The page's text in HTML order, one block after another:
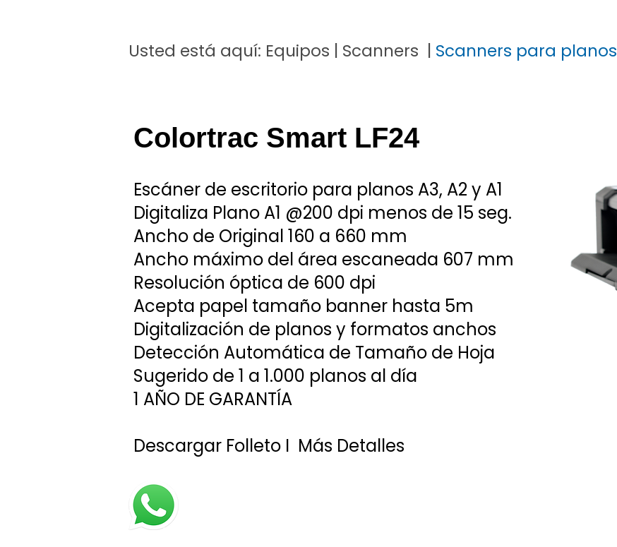
Usted está aquí: Equipos | Scanners | Scanners para planos
Colortrac Smart LF24
Escáner de escritorio para planos A3, A2 y A1
Digitaliza Plano A1 @200 dpi menos de 15 seg.
Ancho de Original 160 a 660 mm
Ancho máximo del área escaneada 607 mm
Resolución óptica de 600 dpi
Acepta papel tamaño banner hasta 5m
Digitalización de planos y formatos anchos
Detección Automática de Tamaño de Hoja
Sugerido de 1 a 1.000 planos al día
1 AÑO DE GARANTÍA
Descargar Folleto I Más Detalles